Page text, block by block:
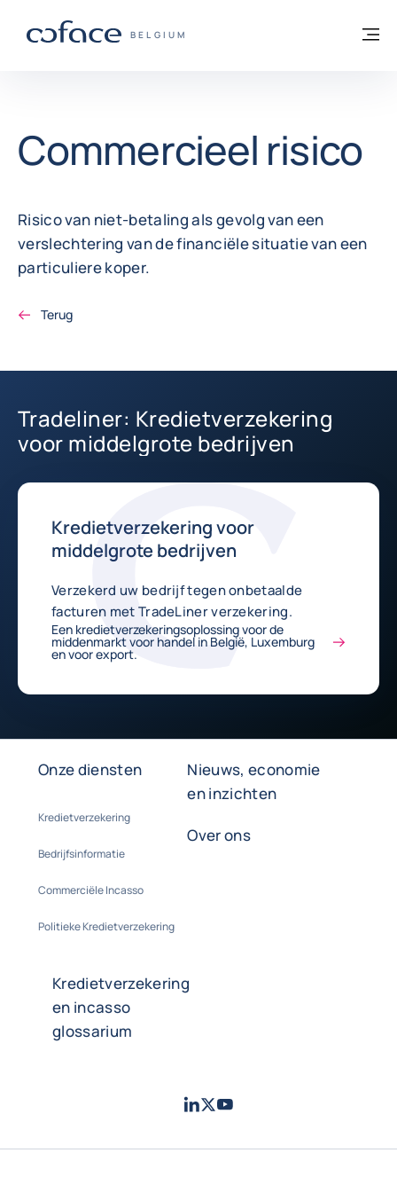
COFACE, FOR TRADE - GROEP WEBSITE
BELGIUM
Terug naar startpagina
Commercieel risico
Risico van niet-betaling als gevolg van een
verslechtering van de financiële situatie van een
particuliere koper.
Terug
Tradeliner: Kredietverzekering
voor middelgrote bedrijven
Kredietverzekering voor
middelgrote bedrijven
Verzekerd uw bedrijf tegen onbetaalde
facturen met TradeLiner verzekering.
Een kredietverzekeringsoplossing voor de
middenmarkt voor handel in België, Luxemburg
en voor export.
Onze diensten
Kredietverzekering
Bedrijfsinformatie
Commerciële Incasso
Politieke Kredietverzekering
Nieuws, economie
en inzichten
Over ons
Kredietverzekering
en incasso
glossarium
LinkedIn
TwitterYoutube